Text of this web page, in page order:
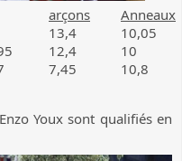
arçons
Anneaux
13,4
10,05
12,4
10
7,45 10,8
Youx sont qualifiés en